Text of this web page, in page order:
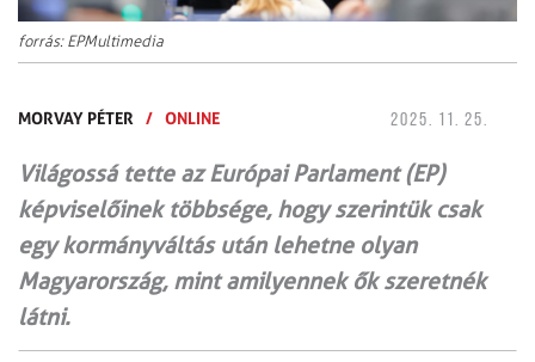
forrás: EPMultimedia
MORVAY PÉTER / ONLINE 2025. 11. 25.
Világossá tette az Európai Parlament (EP)
képviselőinek többsége, hogy szerintük csak
egy kormányváltás után lehetne olyan
Magyarország, mint amilyennek ők szeretnék
látni.